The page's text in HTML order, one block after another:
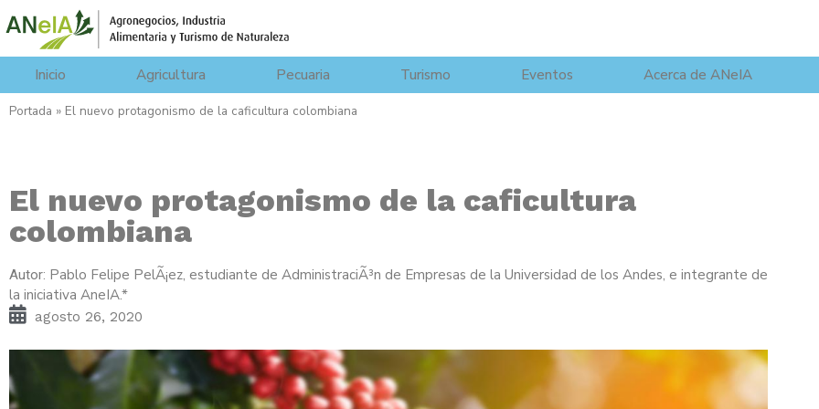
Inicio Agricultura Pecuaria Turismo Eventos Acerca de ANeIA
Portada » El nuevo protagonismo de la caficultura colombiana
El nuevo protagonismo de la caficultura
colombiana
Autor: Pablo Felipe PelÃ¡ez, estudiante de AdministraciÃ³n de Empresas de la Universidad de los Andes, e integrante de
la iniciativa AneIA.*
agosto 26, 2020